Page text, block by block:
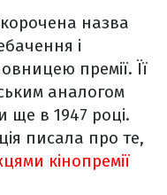
назва
і
премії. Її
аналогом
ще в 1947 році.
писала про те,
кінопремії